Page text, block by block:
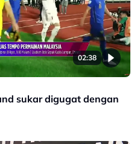
02:38
sukar digugat dengan